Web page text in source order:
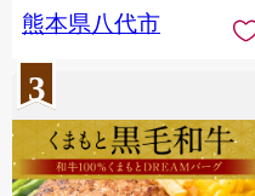
熊本県八代市
3